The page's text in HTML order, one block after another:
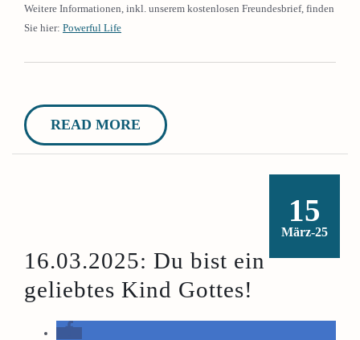
Weitere Informationen, inkl. unserem kostenlosen Freundesbrief, finden
Sie hier: Powerful Life
READ MORE
15
März-25
16.03.2025: Du bist ein
geliebtes Kind Gottes!